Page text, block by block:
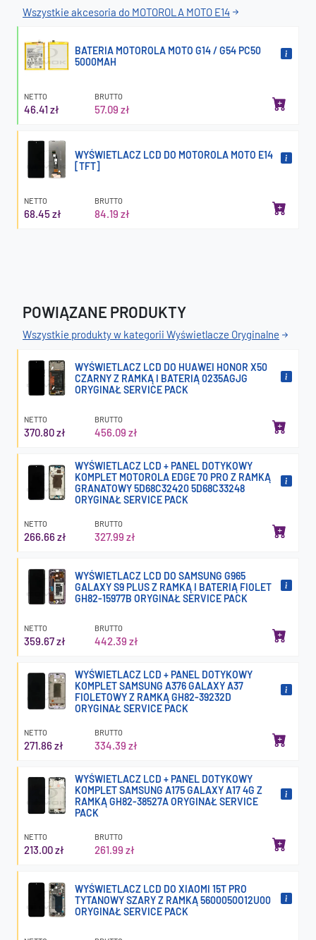
Wszystkie akcesoria do MOTOROLA MOTO E14
BATERIA MOTOROLA MOTO G14 / G54 PC50
5000MAH
NETTO
46.41 zł
BRUTTO
57.09 zł
WYŚWIETLACZ LCD DO MOTOROLA MOTO E14
[TFT]
NETTO
68.45 zł
BRUTTO
84.19 zł
POWIĄZANE PRODUKTY
Wszystkie produkty w kategorii Wyświetlacze Oryginalne
WYŚWIETLACZ LCD DO HUAWEI HONOR X50
CZARNY Z RAMKĄ I BATERIĄ 0235AGJG
ORYGINAŁ SERVICE PACK
NETTO
370.80 zł
BRUTTO
456.09 zł
WYŚWIETLACZ LCD + PANEL DOTYKOWY
KOMPLET MOTOROLA EDGE 70 PRO Z RAMKĄ
GRANATOWY 5D68C32420 5D68C33248
ORYGINAŁ SERVICE PACK
NETTO
266.66 zł
BRUTTO
327.99 zł
WYŚWIETLACZ LCD DO SAMSUNG G965
GALAXY S9 PLUS Z RAMKĄ I BATERIĄ FIOLET
GH82-15977B ORYGINAŁ SERVICE PACK
NETTO
359.67 zł
BRUTTO
442.39 zł
WYŚWIETLACZ LCD + PANEL DOTYKOWY
KOMPLET SAMSUNG A376 GALAXY A37
FIOLETOWY Z RAMKĄ GH82-39232D
ORYGINAŁ SERVICE PACK
NETTO
271.86 zł
BRUTTO
334.39 zł
WYŚWIETLACZ LCD + PANEL DOTYKOWY
KOMPLET SAMSUNG A175 GALAXY A17 4G Z
RAMKĄ GH82-38527A ORYGINAŁ SERVICE
PACK
NETTO
213.00 zł
BRUTTO
261.99 zł
WYŚWIETLACZ LCD DO XIAOMI 15T PRO
TYTANOWY SZARY Z RAMKĄ 5600050O12U00
ORYGINAŁ SERVICE PACK